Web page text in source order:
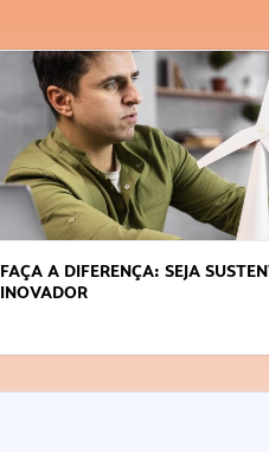
FAÇA A DIFERENÇA: SEJA
INOVADOR